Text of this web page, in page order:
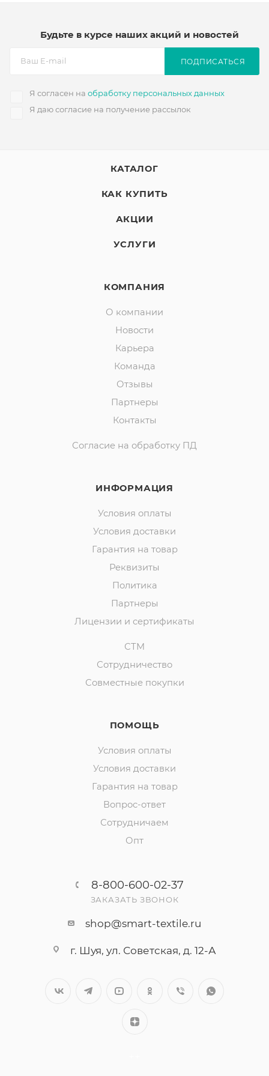
Будьте в курсе наших акций и новостей
Я согласен на обработку персональных данных
Я даю согласие на получение рассылок
ПОДПИСАТЬСЯ
КАТАЛОГ
КАК КУПИТЬ
АКЦИИ
УСЛУГИ
КОМПАНИЯ
О компании
Новости
Карьера
Команда
Отзывы
Партнеры
Контакты
Согласие на обработку ПД
ИНФОРМАЦИЯ
Условия оплаты
Условия доставки
Гарантия на товар
Реквизиты
Политика
Партнеры
Лицензии и сертификаты
СТМ
Сотрудничество
Совместные покупки
ПОМОЩЬ
Условия оплаты
Условия доставки
Гарантия на товар
Вопрос-ответ
Сотрудничаем
Опт
8-800-600-02-37
ЗАКАЗАТЬ ЗВОНОК
shop@smart-textile.ru
г. Шуя, ул. Советская, д. 12-А